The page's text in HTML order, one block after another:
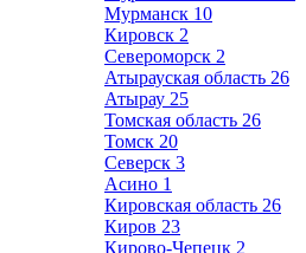
Мурманск 10
Кировск 2
Североморск 2
Атырауская область 26
Атырау 25
Томская область 26
Томск 20
Северск 3
Асино 1
Кировская область 26
Киров 23
Кирово-Чепецк 2